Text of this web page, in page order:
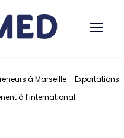
à Marseille – Exportations :
à l’international